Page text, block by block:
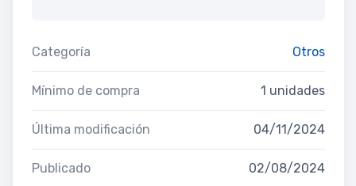
Categoría Otros
Mínimo de compra 1 unidades
Última modificación 04/11/2024
Publicado 02/08/2024